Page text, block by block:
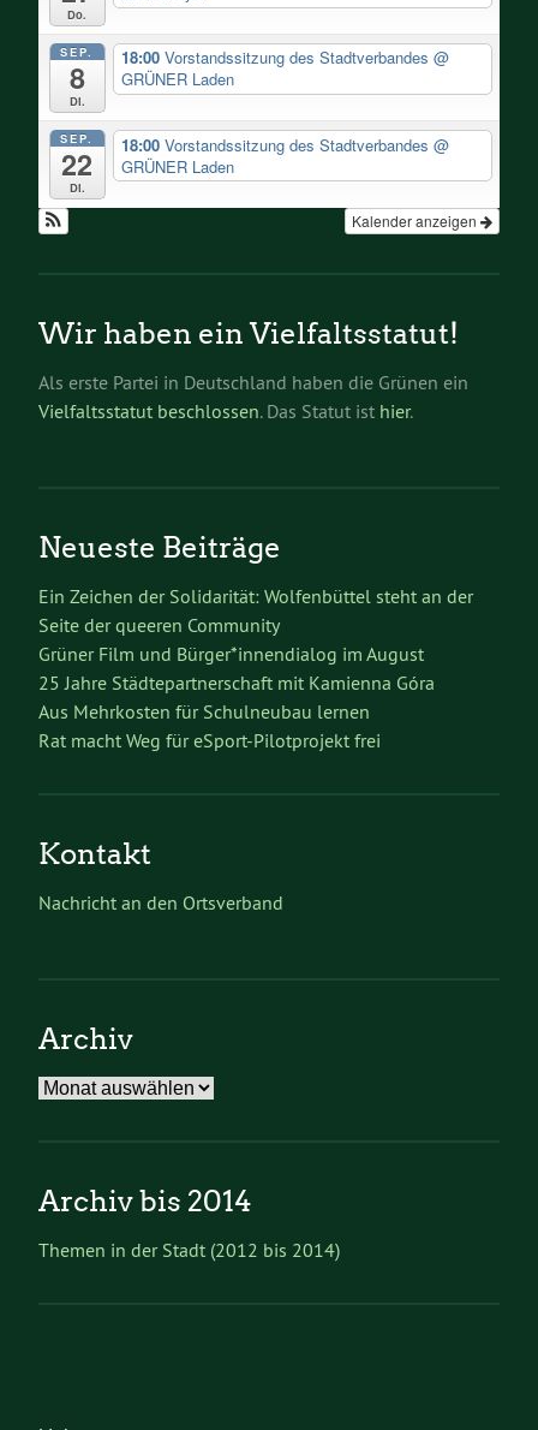
Do.
SEP.
8
Di.
18:00 Vorstandssitzung des Stadtverbandes @
GRÜNER Laden
SEP.
22
Di.
18:00 Vorstandssitzung des Stadtverbandes @
GRÜNER Laden
Kalender anzeigen
Wir haben ein Vielfaltsstatut!
Als erste Partei in Deutschland haben die Grünen ein
Vielfaltsstatut beschlossen. Das Statut ist hier.
Neueste Beiträge
Ein Zeichen der Solidarität: Wolfenbüttel steht an der
Seite der queeren Community
Grüner Film und Bürger*innendialog im August
25 Jahre Städtepartnerschaft mit Kamienna Góra
Aus Mehrkosten für Schulneubau lernen
Rat macht Weg für eSport-Pilotprojekt frei
Kontakt
Nachricht an den Ortsverband
Archiv
Archiv
Archiv bis 2014
Themen in der Stadt (2012 bis 2014)